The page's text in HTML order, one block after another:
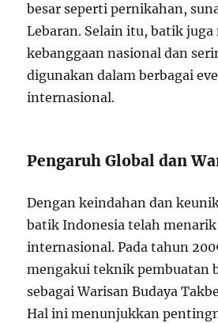
besar seperti pernikahan,
Lebaran. Selain itu, batik
kebanggaan nasional dan
digunakan dalam berbagai
internasional.
Pengaruh Global dan
Dengan keindahan dan
batik Indonesia telah
internasional. Pada tahun
mengakui teknik pembuatan
sebagai Warisan Budaya
Hal ini menunjukkan